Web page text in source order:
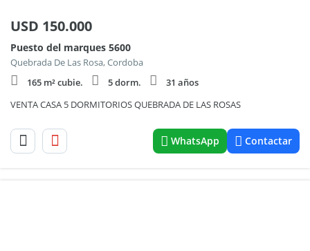
USD 150.000
Puesto del marques 5600
Quebrada De Las Rosa, Cordoba
165 m² cubie.
5 dorm.
31 años
VENTA CASA 5 DORMITORIOS QUEBRADA DE LAS ROSAS
WhatsApp Contactar